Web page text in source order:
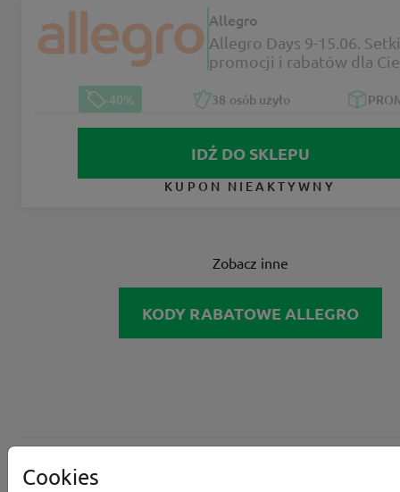
Allegro
Allegro Days 9-15.06. Setki
promocji i rabatów dla
-40% 38 osób użyło
IDŹ DO SKLEPU
KUPON NIEAKTYWNY
Zobacz inne
KODY RABATOWE ALLEGRO
Cookies